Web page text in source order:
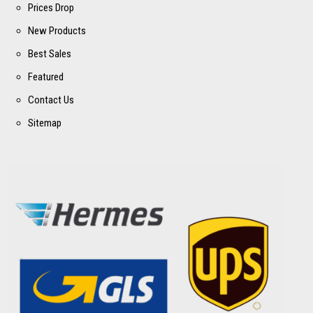
Prices Drop
New Products
Best Sales
Featured
Contact Us
Sitemap